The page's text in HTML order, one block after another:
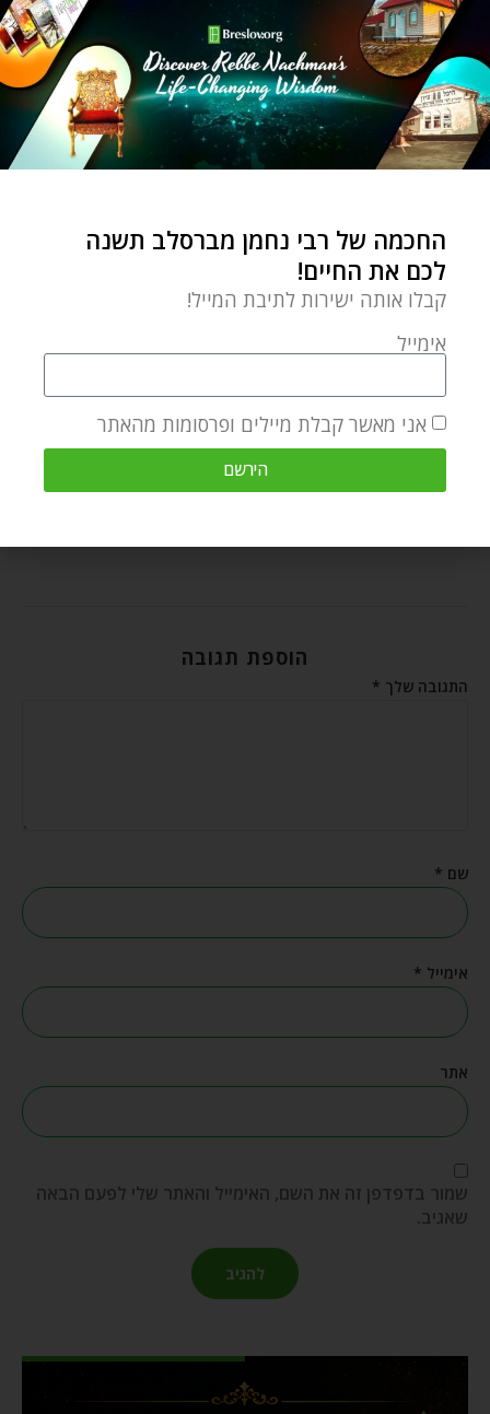
of Breslov Chassidut.
מאמר הבא
זה התוצאה של כח קנאה פוליטיקה ומחלוקת – פרשת קרח
מאמר קודם
תמוז – הזדמנות חדשה
מאמרים קשורים
הוספת תגובה
התגובה שלך *
שם *
אימייל *
אתר
שמור בדפדפן זה את השם, האימייל והאתר שלי לפעם הבאה
שאגיב.
החכמה של רבי נחמן מברסלב תשנה
לכם את החיים!
קבלו אותה ישירות לתיבת המייל!
אימייל
אני מאשר קבלת מיילים ופרסומות מהאתר
הירשם